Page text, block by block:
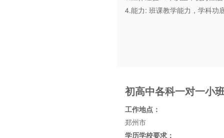
4.能力: 班课教学能力，学科功
初高中各科一对一小
工作地点：
郑州市
学历学校要求：